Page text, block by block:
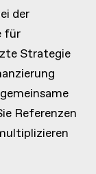
der
für
Strategie
Referenzen